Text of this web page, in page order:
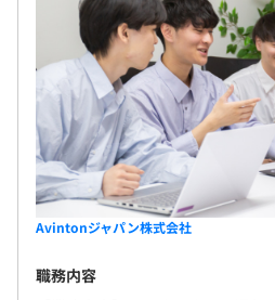
Avintonジャパン株式会社
職務内容